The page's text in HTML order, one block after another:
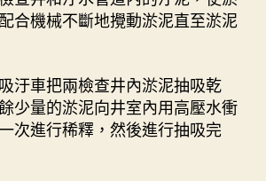
合機械不斷地攪動淤泥直至淤泥
汙車把兩檢查井內淤泥抽吸乾
少量的淤泥向井室內用高壓水衝
次進行稀釋，然後進行抽吸完